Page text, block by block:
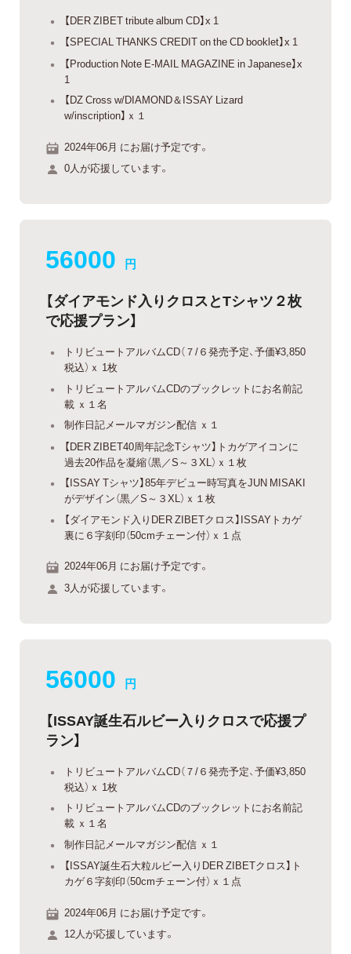
【DER ZIBET tribute album CD】x 1
【SPECIAL THANKS CREDIT on the CD booklet】x 1
【Production Note E-MAIL MAGAZINE in Japanese】x
1
【DZ Cross w/DIAMOND＆ISSAY Lizard
w/inscription】ｘ１
2024年06月 にお届け予定です。
0人が応援しています。
56000 円
【ダイアモンド入りクロスとTシャツ２枚
で応援プラン】
トリビュートアルバムCD（７/６発売予定、予価¥3,850
税込）ｘ 1枚
トリビュートアルバムCDのブックレットにお名前記
載 ｘ１名
制作日記メールマガジン配信 ｘ１
【DER ZIBET40周年記念Tシャツ】トカゲアイコンに
過去20作品を凝縮（黒／S～３XL）ｘ１枚
【ISSAY Tシャツ】85年デビュー時写真をJUN MISAKI
がデザイン（黒／S～３XL）ｘ１枚
【ダイアモンド入りDER ZIBETクロス】ISSAYトカゲ
裏に６字刻印（50cmチェーン付）ｘ１点
2024年06月 にお届け予定です。
3人が応援しています。
56000 円
【ISSAY誕生石ルビー入りクロスで応援プ
ラン】
トリビュートアルバムCD（７/６発売予定、予価¥3,850
税込）ｘ 1枚
トリビュートアルバムCDのブックレットにお名前記
載 ｘ１名
制作日記メールマガジン配信 ｘ１
【ISSAY誕生石大粒ルビー入りDER ZIBETクロス】ト
カゲ６字刻印（50cmチェーン付）ｘ１点
2024年06月 にお届け予定です。
12人が応援しています。